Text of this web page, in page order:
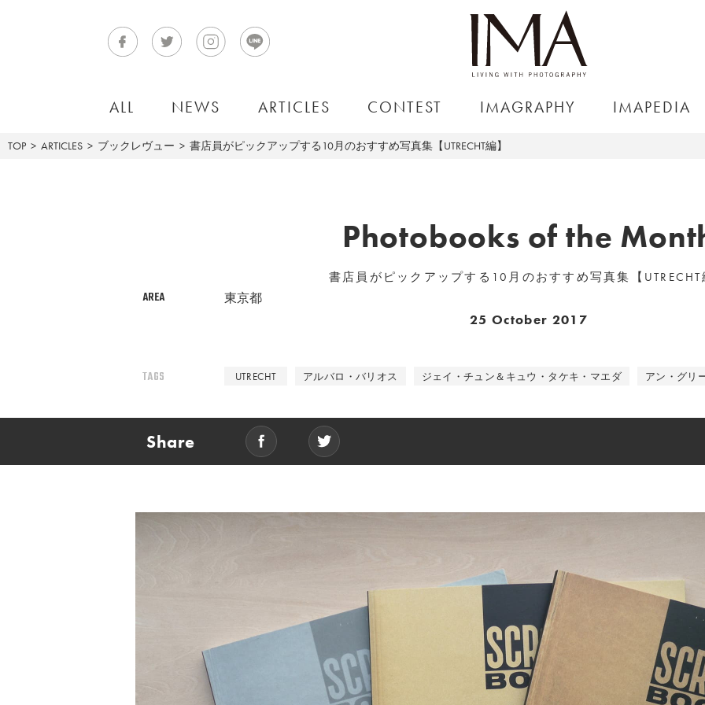
ALL NEWS ARTICLES CONTEST IMAGRAPHY IMAPEDIA
TOP ARTICLES ブックレヴュー 書店員がピックアップする10月のおすすめ写真集【UTRECHT編】
Photobooks of the
書店員がピックアップする10月のおすすめ写真集【UTRECHT
AREA 東京都
25 October 2017
TAGS UTRECHT アルバロ・バリオス ジェイ・チュン＆キュウ・タケキ・マエダ アン・グリ
Share